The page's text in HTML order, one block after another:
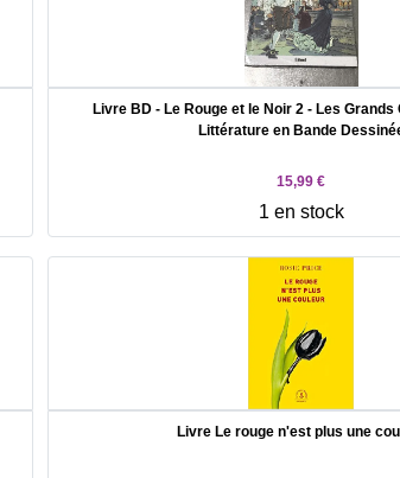
Livre BD - Le Rouge et le Noir 2 - Les
Littérature en Bande
15,99 €
1 en stock
Livre Le rouge n'est plus une